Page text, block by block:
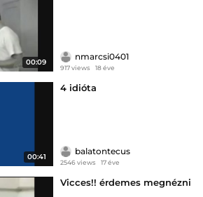
00:09
nmarcsi0401
917 views 18 éve
00:41
4 idióta
balatontecus
2546 views 17 éve
Vicces!! érdemes megnézni